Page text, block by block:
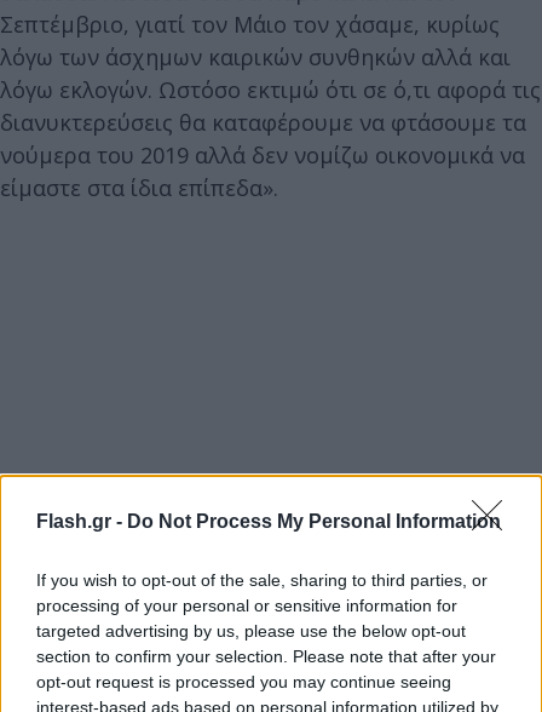
Flash.gr - Do Not Process My Personal Information
If you wish to opt-out of the sale, sharing to third parties, or
processing of your personal or sensitive information for
targeted advertising by us, please use the below opt-out
section to confirm your selection. Please note that after your
opt-out request is processed you may continue seeing
interest-based ads based on personal information utilized by
Σεπτέμβριο, γιατί τον Μάιο τον χάσαμε, κυρίως
λόγω των άσχημων καιρικών συνθηκών αλλά και
λόγω εκλογών. Ωστόσο εκτιμώ ότι σε ό,τι αφορά τις
διανυκτερεύσεις θα καταφέρουμε να φτάσουμε τα
νούμερα του 2019 αλλά δεν νομίζω οικονομικά να
είμαστε στα ίδια επίπεδα».